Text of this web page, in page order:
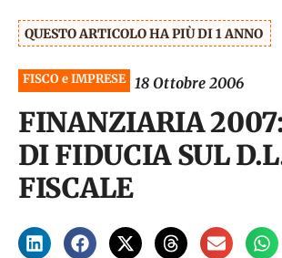
QUESTO ARTICOLO HA PIÙ DI 1 ANNO
FISCO e IMPRESE 18 Ottobre 2006
FINANZIARIA
DI FIDUCIA SUL
FISCALE